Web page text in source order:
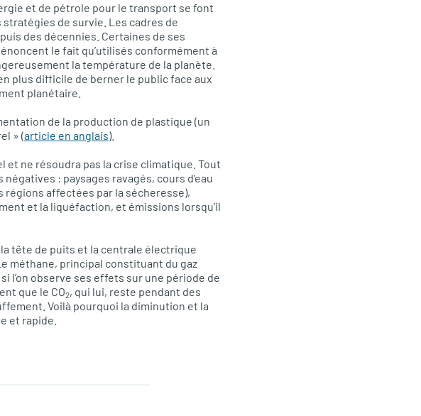
et de pétrole pour le transport se font
de survie. Les cadres de
des décennies. Certaines de ses
le fait qu’utilisés conformément à
la température de la planète.
plus difficile de berner le public face aux
planétaire.
de la production de plastique (un
» (article en anglais).
et ne résoudra pas la crise climatique. Tout
: paysages ravagés, cours d’eau
régions affectées par la sécheresse),
et la liquéfaction, et émissions lorsqu’il
la tête de puits et la centrale électrique
méthane, principal constituant du gaz
l’on observe ses effets sur une période de
que le CO2, qui lui, reste pendant des
Voilà pourquoi la diminution et la
et rapide.